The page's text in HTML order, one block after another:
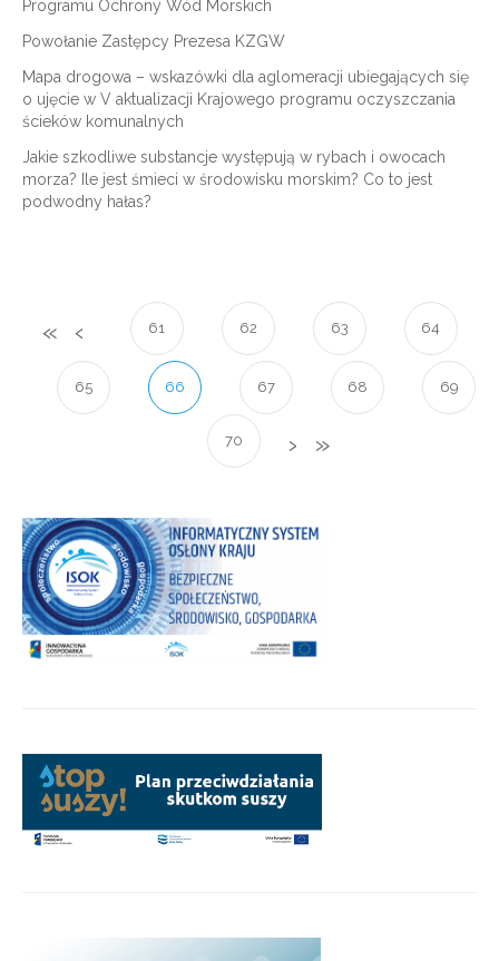
Programu Ochrony Wód Morskich
Powołanie Zastępcy Prezesa KZGW
Mapa drogowa – wskazówki dla aglomeracji ubiegających się
o ujęcie w V aktualizacji Krajowego programu oczyszczania
ścieków komunalnych
Jakie szkodliwe substancje występują w rybach i owocach
morza? Ile jest śmieci w środowisku morskim? Co to jest
podwodny hałas?
61 62 63 64
65 66 67 68 69
70